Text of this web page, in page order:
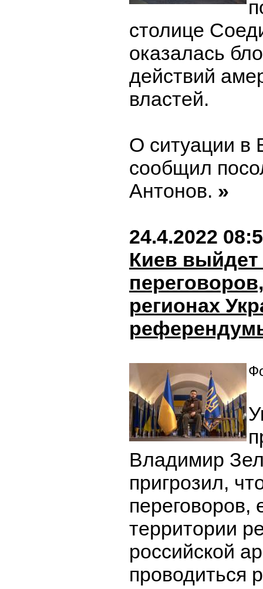
столице
оказалась
действий
властей.
О ситуации в
сообщил
Антонов. »
24.4.2022
Киев выйдет
регионах
Владимир
пригрозил,
переговоров,
территории
российской
проводиться